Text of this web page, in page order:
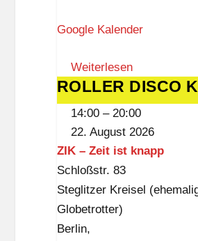
u
S
t
e
i
t
z
Google Kalender
Weiterlesen
ROLLER
DISCO
KIDS
ROLLER DISCO
14:00 – 20:00
22. August 2026
ZIK – Zeit ist knapp
Schloßstr. 83
Steglitzer Kreisel
Globetrotter)
Berlin,